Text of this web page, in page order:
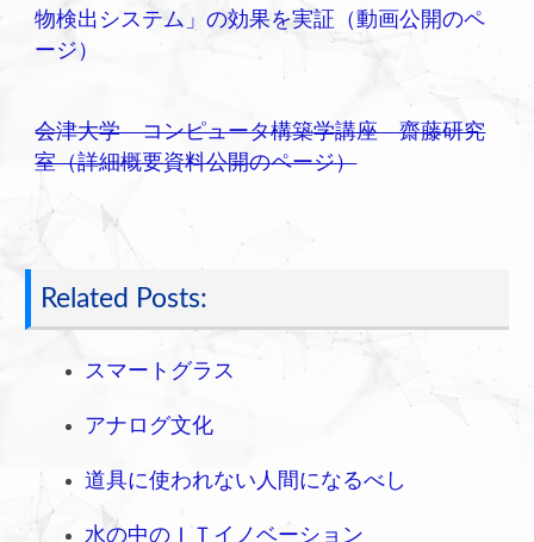
物検出システム」の効果を実証（動画公開のペ
ージ）
会津大学 コンピュータ構築学講座 齋藤研究
室（詳細概要資料公開のページ）
Related Posts:
スマートグラス
アナログ文化
道具に使われない人間になるべし
水の中のＩＴイノベーション